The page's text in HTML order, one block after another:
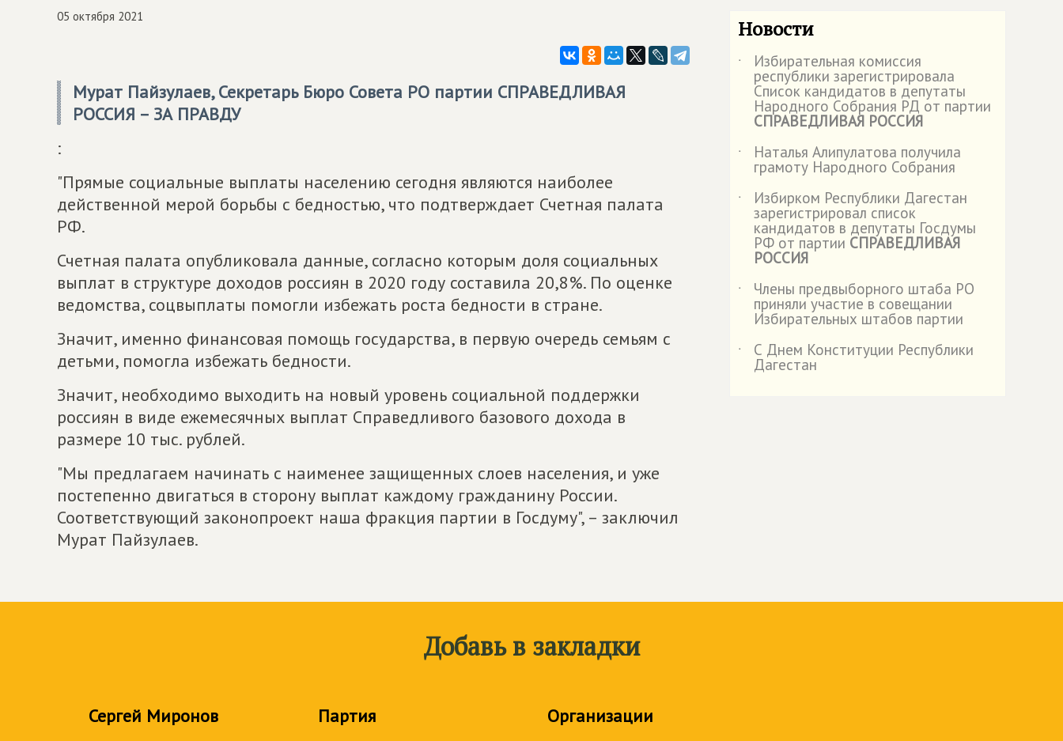
05 октября 2021
Мурат Пайзулаев, Секретарь Бюро Совета РО партии СПРАВЕДЛИВАЯ
РОССИЯ – ЗА ПРАВДУ
:
"Прямые социальные выплаты населению сегодня являются наиболее
действенной мерой борьбы с бедностью, что подтверждает Счетная палата
РФ.
Счетная палата опубликовала данные, согласно которым доля социальных
выплат в структуре доходов россиян в 2020 году составила 20,8%. По оценке
ведомства, соцвыплаты помогли избежать роста бедности в стране.
Значит, именно финансовая помощь государства, в первую очередь семьям с
детьми, помогла избежать бедности.
Значит, необходимо выходить на новый уровень социальной поддержки
россиян в виде ежемесячных выплат Справедливого базового дохода в
размере 10 тыс. рублей.
"Мы предлагаем начинать с наименее защищенных слоев населения, и уже
постепенно двигаться в сторону выплат каждому гражданину России.
Соответствующий законопроект наша фракция партии в Госдуму", – заключил
Мурат Пайзулаев.
Новости
˙ Избирательная комиссия
республики зарегистрировала
Список кандидатов в депутаты
Народного Собрания РД от партии
СПРАВЕДЛИВАЯ РОССИЯ
˙
Наталья Алипулатова получила
грамоту Народного Собрания
˙
Избирком Республики Дагестан
зарегистрировал список
кандидатов в депутаты Госдумы
РФ от партии СПРАВЕДЛИВАЯ
РОССИЯ
˙
Члены предвыборного штаба РО
приняли участие в совещании
Избирательных штабов партии
˙
С Днем Конституции Республики
Дагестан
Добавь в закладки
Сергей Миронов Партия Организации